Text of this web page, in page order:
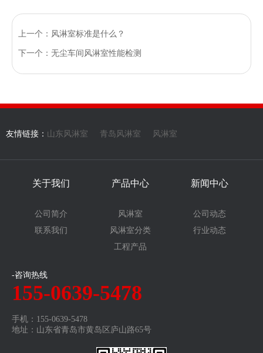
上一个：风淋室标准是什么？
下一个：无尘车间风淋室性能检测
友情链接： 山东风淋室 青岛风淋室 风淋室
关于我们
公司简介
联系我们
产品中心
风淋室
风淋室分类
工程产品
新闻中心
公司动态
行业动态
-咨询热线
155-0639-5478
手机：155-0639-5478
地址：山东省青岛市黄岛区庐山路65号